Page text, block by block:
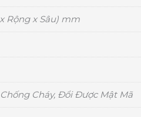
Rộng x Sâu) mm
Cháy, Đổi Được Mật Mã